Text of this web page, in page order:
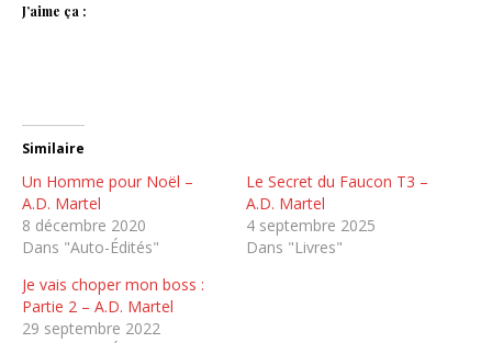
J’aime ça :
Similaire
Un Homme pour Noël –
A.D. Martel
8 décembre 2020
Dans "Auto-Édités"
Le Secret du Faucon T3 –
A.D. Martel
4 septembre 2025
Dans "Livres"
Je vais choper mon boss :
Partie 2 – A.D. Martel
29 septembre 2022